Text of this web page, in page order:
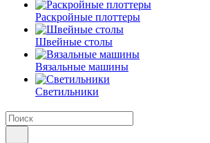
Раскройные плоттеры
Швейные столы
Вязальные машины
Светильники